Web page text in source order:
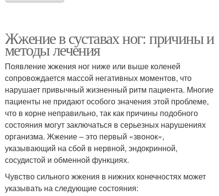
Жжение в суставах ног: причины и
методы лечения
Появление жжения ног ниже или выше коленей
сопровождается массой негативных моментов, что
нарушает привычный жизненный ритм пациента. Многие
пациенты не придают особого значения этой проблеме,
что в корне неправильно, так как причины подобного
состояния могут заключаться в серьезных нарушениях
организма. Жжение – это первый «звонок»,
указывающий на сбой в нервной, эндокринной,
сосудистой и обменной функциях.
Чувство сильного жжения в нижних конечностях может
указывать на следующие состояния: